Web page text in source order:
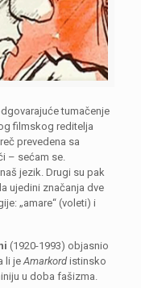
tumačenje
filmskog reditelja
prevedena sa
– sećam se.
jezik. Drugi su pak
ujedini značanja dve
„amare“ (voleti) i
(1920-1993) objasnio
li jeAmarkordistinsko
u doba fašizma.